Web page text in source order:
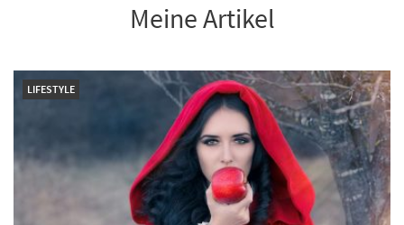
Meine Artikel
LIFESTYLE